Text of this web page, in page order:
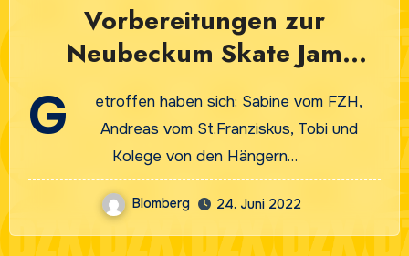
Vorbereitungen zur
Neubeckum Skate Jam
24.6.2022
G
etroffen haben sich: Sabine vom FZH,
Andreas vom St.Franziskus, Tobi und
Kolege von den Hängern…
Blomberg 24. Juni 2022